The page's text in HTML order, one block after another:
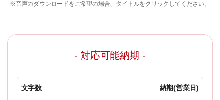
※音声のダウンロードをご希望の場合、タイトルをクリックしてください。
- 対応可能納期 -
文字数 納期(営業日)